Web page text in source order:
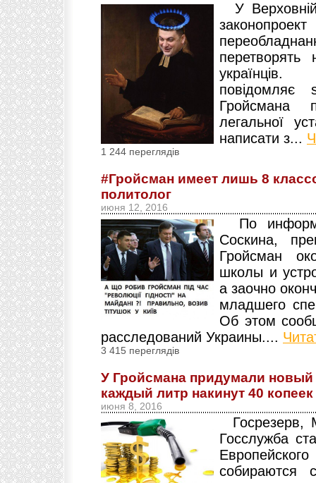
У
повідомляє
легальної
написати з...
1 244 переглядів
#Гройсман имеет лишь 8
политолог
июня 12, 2016
По
Соскина,
Гройсман
школы и
а заочно
младшего
Об этом
расследований Украины....
3 415 переглядів
У Гройсмана придумали новый
каждый литр накинут 40 копеек
июня 8, 2016
Госрезерв,
Госслужба
собираются